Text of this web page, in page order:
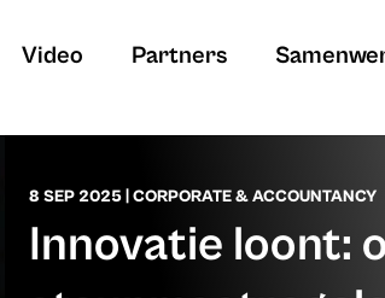
Video Partners
8 SEP 2025| CORPORATE & ACCOUNTANCY
Innovatie loont: